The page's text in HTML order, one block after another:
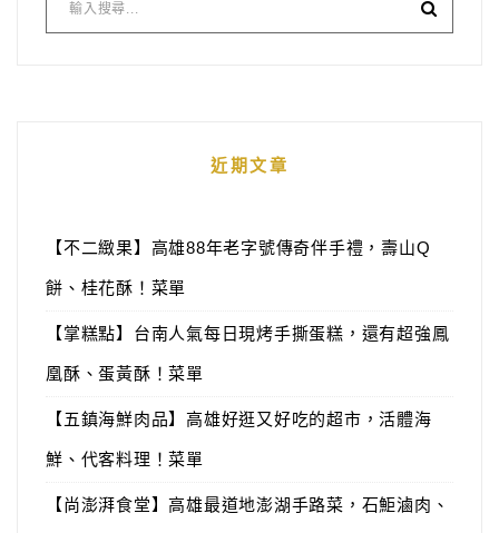
近期文章
【不二緻果】高雄88年老字號傳奇伴手禮，壽山Q
餅、桂花酥！菜單
【掌糕點】台南人氣每日現烤手撕蛋糕，還有超強鳳
凰酥、蛋黃酥！菜單
【五鎮海鮮肉品】高雄好逛又好吃的超市，活體海
鮮、代客料理！菜單
【尚澎湃食堂】高雄最道地澎湖手路菜，石鮔滷肉、